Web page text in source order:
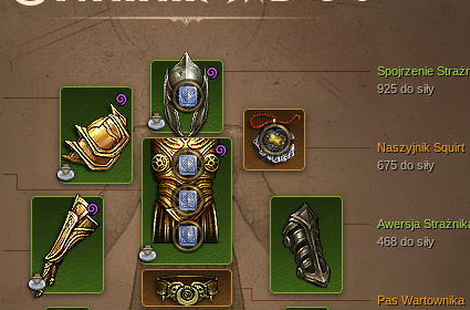
Spojrzenie
925 do siły
Awersja
468 do siły
Pas Wartownika
Naszyjnik Squirt
675 do siły